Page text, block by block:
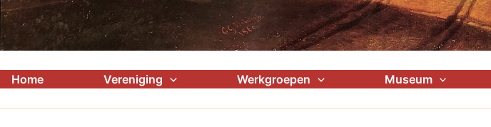
Home Vereniging Werkgroepen Museum